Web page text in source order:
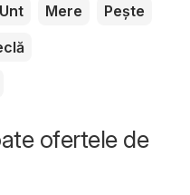
Unt Mere
Pește
ofertele de